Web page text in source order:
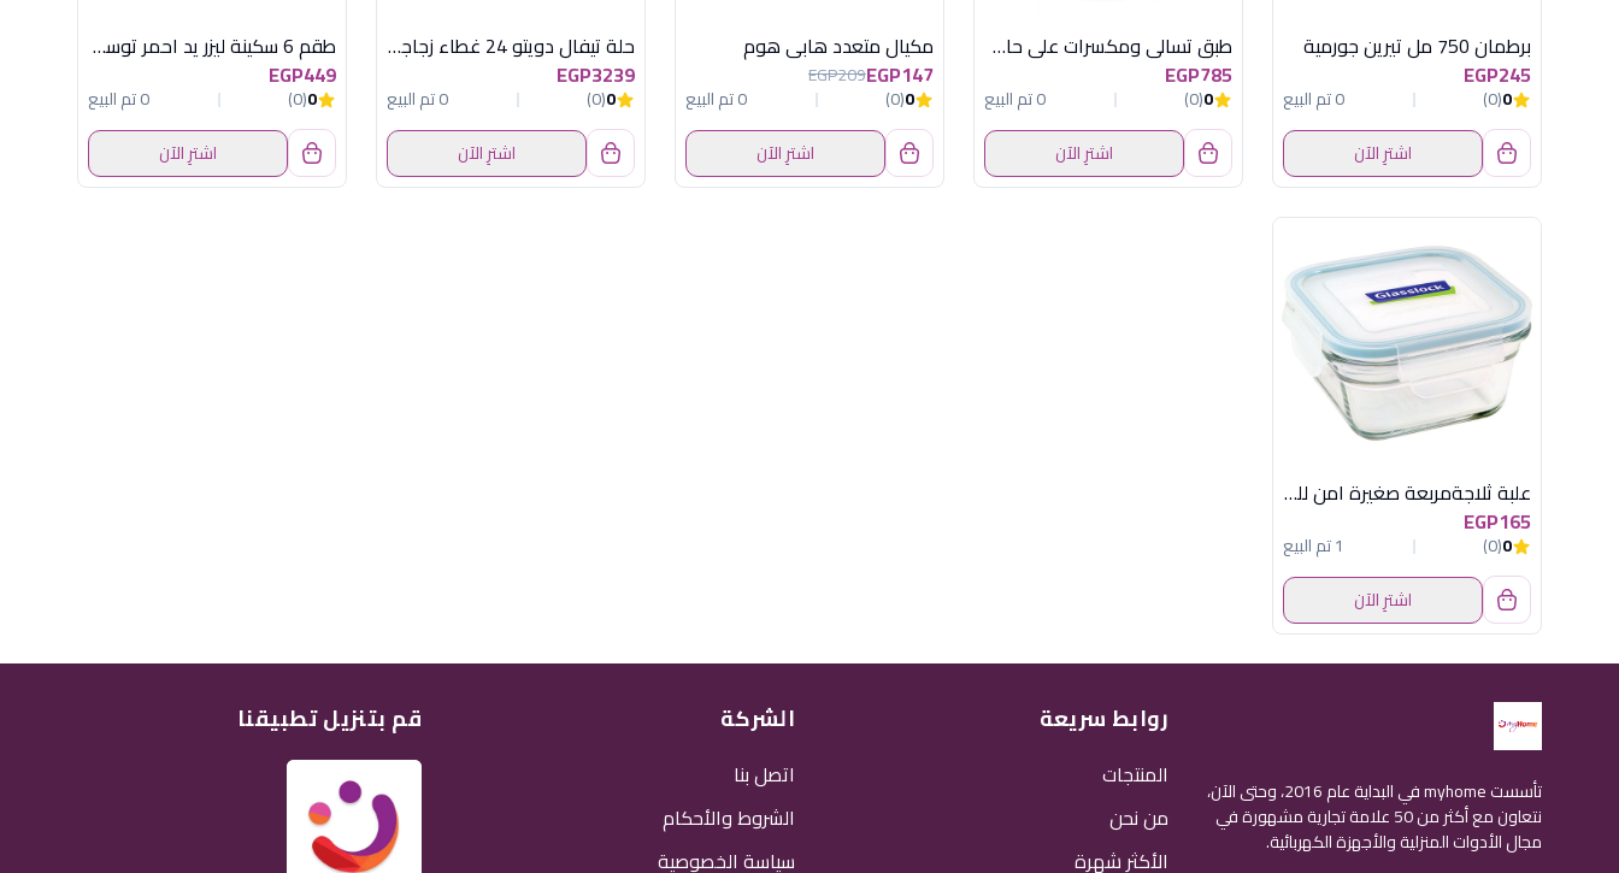
برطمان 750 مل تيرين جورمية
EGP245
0
(0)
0 تم البيع
اشترِ الآن
طبق تسالي ومكسرات على حامل أسود من أكسفورد موديل PR025
EGP785
0
(0)
0 تم البيع
اشترِ الآن
مكيال متعدد هابى هوم
EGP147
EGP209
0
(0)
0 تم البيع
اشترِ الآن
حلة تيفال دويتو 24 غطاء زجاجى
EGP3239
0
(0)
0 تم البيع
اشترِ الآن
طقم 6 سكينة ليزر يد احمر توسكوما
EGP449
0
(0)
0 تم البيع
اشترِ الآن
علبة ثلاجةمربعة صغيرة امن للفرن جلاس لوك
EGP165
0
(0)
1 تم البيع
اشترِ الآن
تأسست myhome في البداية عام 2016، وحتى الآن،
نتعاون مع أكثر من 50 علامة تجارية مشهورة في
مجال الأدوات المنزلية والأجهزة الكهربائية.
روابط سريعة
المنتجات
من نحن
الأكثر شهرة
الشركة
اتصل بنا
الشروط والأحكام
سياسة الخصوصية
قم بتنزيل تطبيقنا